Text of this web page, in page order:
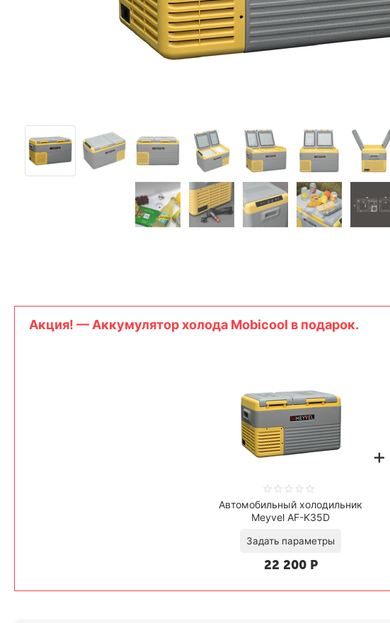
Aкция! — Аккумулятор холода Mobicool в подарок.
Автомобильный холодильник
Meyvel AF-K35D
22 200 Р
+